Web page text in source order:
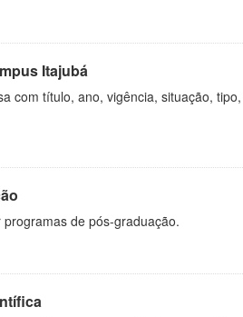
Itajubá
com título, ano, vigência, situação,
de pós-graduação.